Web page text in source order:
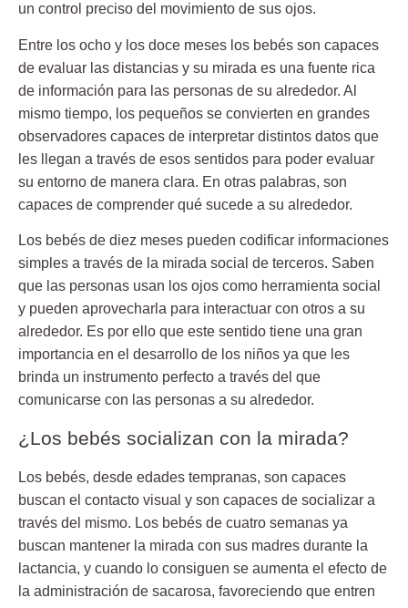
un control preciso del movimiento de sus ojos.
Entre los ocho y los doce meses los bebés son capaces
de evaluar las distancias y su mirada es una fuente rica
de información para las personas de su alrededor. Al
mismo tiempo, los pequeños se convierten en grandes
observadores capaces de interpretar distintos datos que
les llegan a través de esos sentidos para poder evaluar
su entorno de manera clara. En otras palabras, son
capaces de comprender qué sucede a su alrededor.
Los bebés de diez meses pueden codificar informaciones
simples a través de la mirada social de terceros. Saben
que las personas usan los ojos como herramienta social
y pueden aprovecharla para interactuar con otros a su
alrededor. Es por ello que este sentido tiene una gran
importancia en el desarrollo de los niños ya que les
brinda un instrumento perfecto a través del que
comunicarse con las personas a su alrededor.
¿Los bebés socializan con la mirada?
Los bebés, desde edades tempranas, son capaces
buscan el contacto visual y son capaces de socializar a
través del mismo. Los bebés de cuatro semanas ya
buscan mantener la mirada con sus madres durante la
lactancia, y cuando lo consiguen se aumenta el efecto de
la administración de sacarosa, favoreciendo que entren